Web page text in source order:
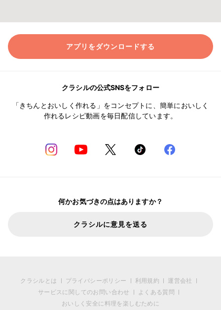
アプリをダウンロードする
クラシルの公式SNSをフォロー
「きちんとおいしく作れる」をコンセプトに、簡単においしく
作れるレシピ動画を毎日配信しています。
何かお気づきの点はありますか？
クラシルに意見を送る
クラシルとは プライバシーポリシー 利用規約
運営会社
サービスに関してのお問い合わせ
よくある質問
おいしく安全に料理を楽しむために